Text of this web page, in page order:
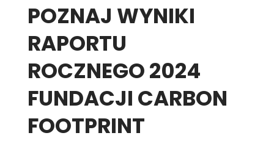
POZNAJ WYNIKI
RAPORTU
ROCZNEGO 2024
FUNDACJI CARBON
FOOTPRINT